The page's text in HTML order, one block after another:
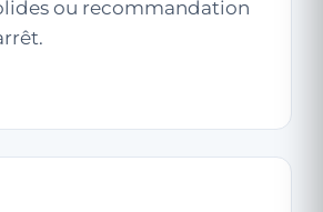
ou recommandation